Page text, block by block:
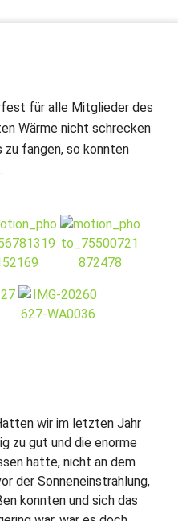
für alle Mitglieder des
Wärme nicht schrecken
zu fangen, so konnten
wir im letzten Jahr
zu gut und die enorme
hatte, nicht an dem
der Sonneneinstrahlung,
konnten und sich das